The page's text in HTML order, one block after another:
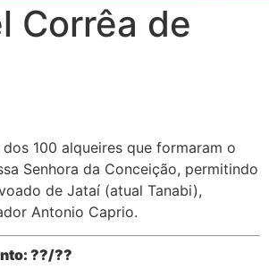
Corrêa de
100 alqueires que formaram o
Senhora da Conceição, permitindo
de Jataí (atual Tanabi),
Antonio Caprio.
??/??